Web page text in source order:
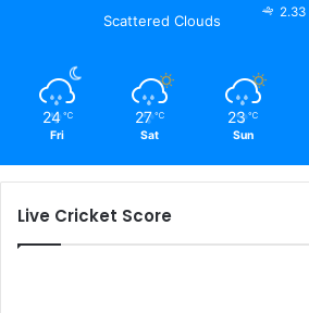
Scattered Clouds
2.33
24 ℃
Fri
27 ℃
Sat
23 ℃
Sun
Live Cricket Score